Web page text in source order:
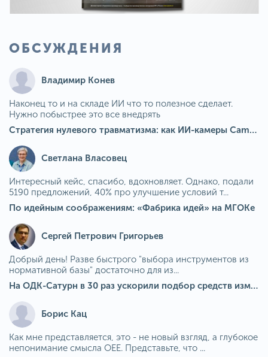
ОБСУЖДЕНИЯ
Владимир Конев
Наконец то и на складе ИИ что то полезное сделает.
Нужно побыстрее это все внедрять
Стратегия нулевого травматизма: как ИИ-камеры Camkord снижают риск наезда на пешехода при работе на погрузчике
Светлана Власовец
Интересный кейс, спасибо, вдохновляет. Однако, подали
5190 предложений, 40% про улучшение условий т...
По идейным соображениям: «Фабрика идей» на МГОКе
Сергей Петрович Григорьев
Добрый день! Разве быстрого "выбора инструментов из
нормативной базы" достаточно для из...
На ОДК-Сатурн в 30 раз ускорили подбор средств измерения для контроля качества продукции
Борис Кац
Как мне представляется, это - не новый взгляд, а глубокое
непонимание смысла OEE. Представьте, что ...